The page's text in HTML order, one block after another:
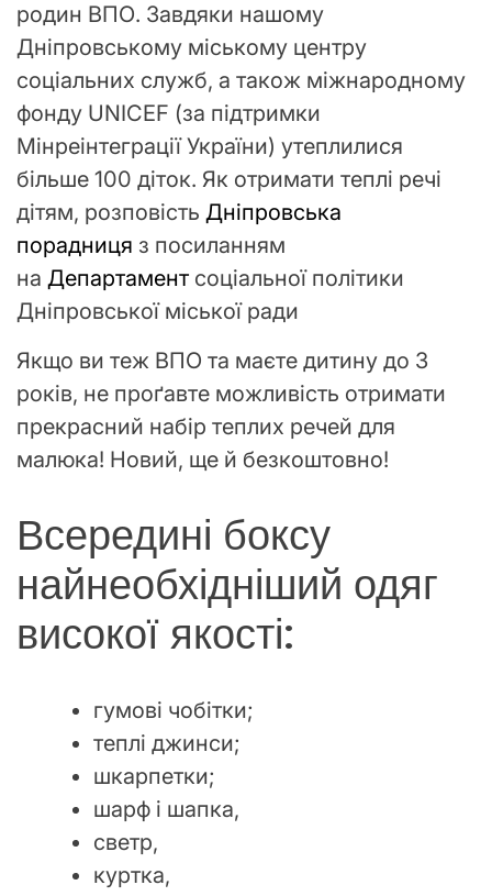
родин ВПО. Завдяки нашому
Дніпровському міському центру
соціальних служб, а також міжнародному
фонду UNICEF (за підтримки
Мінреінтеграції України) утеплилися
більше 100 діток. Як отримати теплі речі
дітям, розповість Дніпровська
порадниця з посиланням
на Департамент соціальної політики
Дніпровської міської ради
Якщо ви теж ВПО та маєте дитину до 3
років, не проґавте можливість отримати
прекрасний набір теплих речей для
малюка! Новий, ще й безкоштовно!
Всередині боксу
найнеобхідніший одяг
високої якості:
гумові чобітки;
теплі джинси;
шкарпетки;
шарф і шапка,
светр,
куртка,